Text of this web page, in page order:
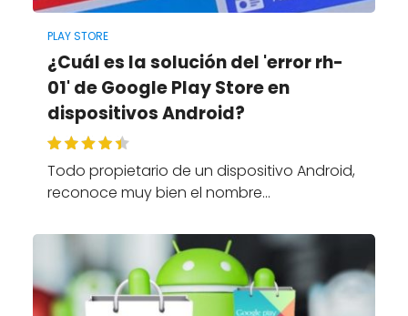
PLAY STORE
¿Cuál es la solución del 'error rh-
01' de Google Play Store en
dispositivos Android?
Todo propietario de un dispositivo Android,
reconoce muy bien el nombre…